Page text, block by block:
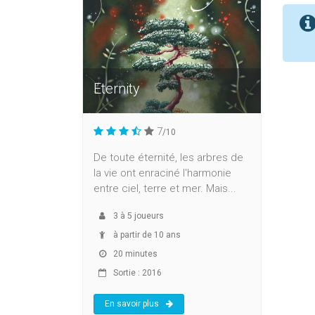
Eternity
7/10
De toute éternité, les arbres de
la vie ont enraciné l'harmonie
entre ciel, terre et mer. Mais...
3 à 5 joueurs
à partir de 10 ans
20 minutes
Sortie : 2016
En savoir plus